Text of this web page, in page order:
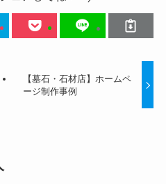
【墓石・石材店】ホームペ
ージ制作事例